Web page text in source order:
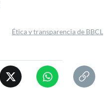
Ética y transparencia de BBCL